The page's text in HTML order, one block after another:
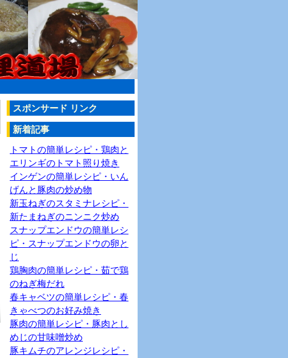
スポンサード リンク
新着記事
トマトの簡単レシピ・鶏肉と
エリンギのトマト照り焼き
インゲンの簡単レシピ・いん
げんと豚肉の炒め物
新玉ねぎのスタミナレシピ・
新たまねぎのニンニク炒め
スナップエンドウの簡単レシ
ピ・スナップエンドウの卵と
じ
鶏胸肉の簡単レシピ・茹で鶏
のねぎ梅だれ
春キャベツの簡単レシピ・春
きゃべつのお好み焼き
豚肉の簡単レシピ・豚肉とし
めじの甘味噌炒め
豚キムチのアレンジレシピ・